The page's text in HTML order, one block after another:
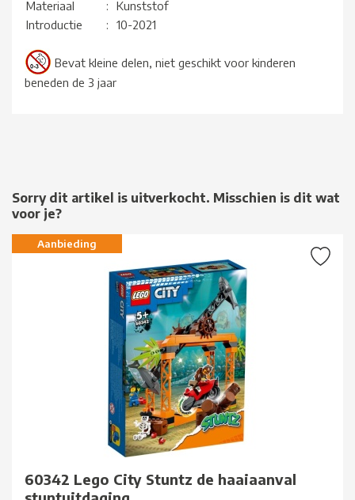
Materiaal
:
Kunststof
Introductie
: 10-2021
Bevat kleine delen, niet geschikt voor kinderen
beneden de 3 jaar
Sorry dit artikel is uitverkocht. Misschien is dit wat
voor je?
Aanbieding
60342 Lego City Stuntz de haaiaanval